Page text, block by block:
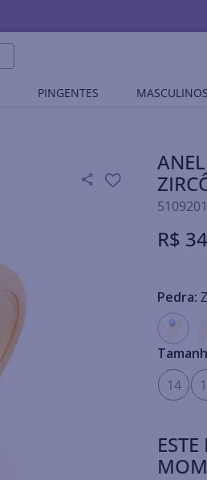
PINGENTES MASCULINOS
R$
Pedra:
14